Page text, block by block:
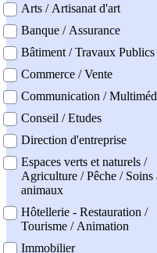
Arts / Artisanat d'art
Banque / Assurance
Bâtiment / Travaux Publics
Commerce / Vente
Communication /
Conseil / Etudes
Direction d'entreprise
Espaces verts et naturels /
Agriculture / Pêche / Soins
animaux
Hôtellerie - Restauration /
Tourisme / Animation
Immobilier